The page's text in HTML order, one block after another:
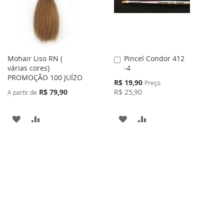
DESEJOS
DESEJOS
Mohair Liso RN (
várias cores)
PROMOÇÃO 100 JUÍZO
A partir de R$ 79,90
ADICIONAR
Pincel Condor 412
-4
Preço
Especial
R$ 19,90 Preço
R$ 25,90
Adicionar
ao
Carrinho
ADICIONAR